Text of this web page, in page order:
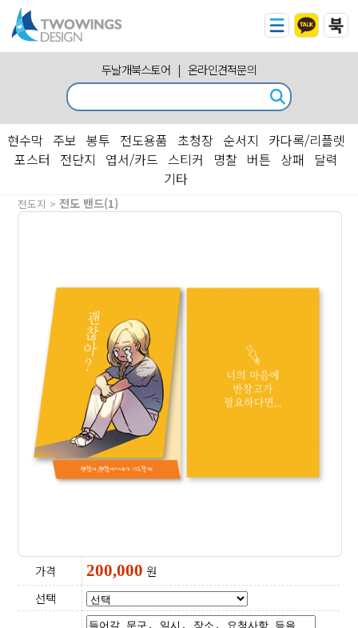
두날개북스토어 | 온라인견적문의
현수막 주보 봉투 전도용품 초청장 순서지
카다록/리플렛
포스터
전단지 엽서/카드 스티커 명찰 버튼 상패
달력
기타
전도지 > 전도 밴드(1)
가격 200,000 원
선택